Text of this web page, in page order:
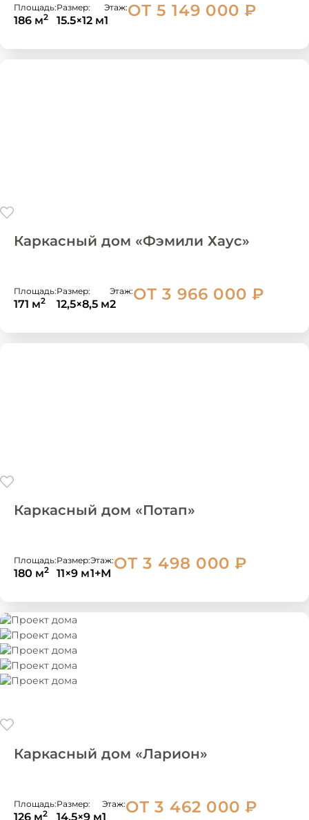
Площадь:
186 м2
Размер:
15.5×12 м
Этаж:
1
ОТ 5 149 000 ₽
Каркасный дом «Фэмили Хаус»
Площадь:
171 м2
Размер:
12,5×8,5 м
Этаж:
2
ОТ 3 966 000 ₽
Каркасный дом «Потап»
Площадь:
180 м2
Размер:
11×9 м
Этаж:
1+М
ОТ 3 498 000 ₽
Каркасный дом «Ларион»
Площадь:
126 м2
Размер:
14,5×9 м
Этаж:
1
ОТ 3 462 000 ₽